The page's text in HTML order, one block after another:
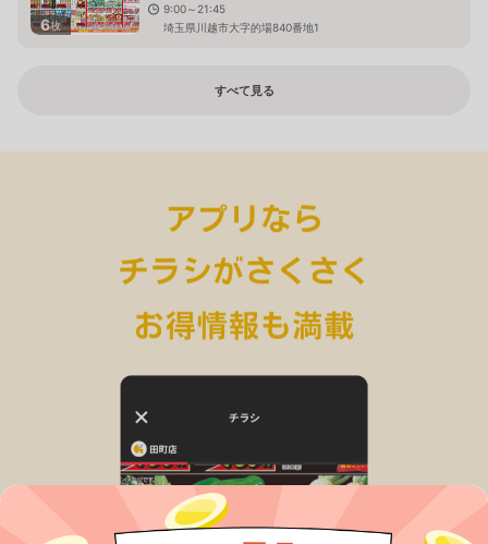
6枚
9:00～21:45
埼玉県川越市大字的場840番地1
すべて見る